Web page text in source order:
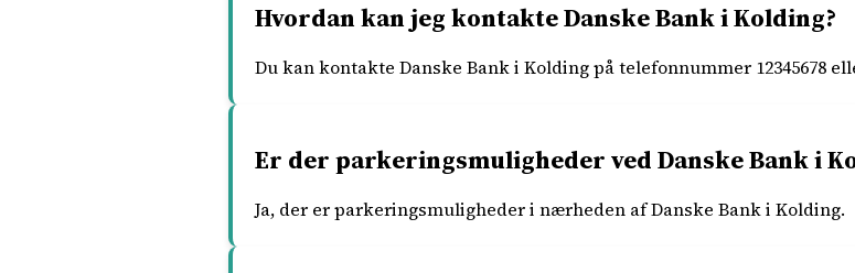
Hvordan kan jeg kontakte Danske Bank i Kolding?
Du kan kontakte Danske Bank i Kolding på telefonnummer 12345678
Er der parkeringsmuligheder ved Danske Bank i
Ja, der er parkeringsmuligheder i nærheden af Danske Bank i Kolding.